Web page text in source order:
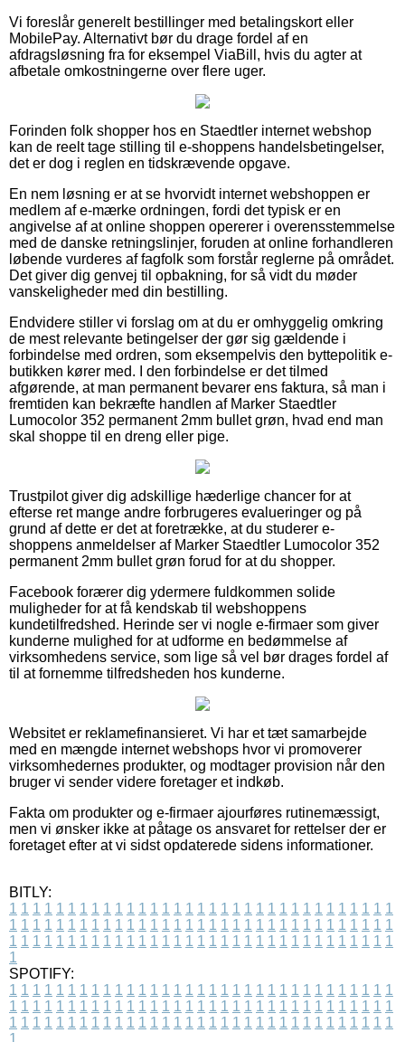
Vi foreslår generelt bestillinger med betalingskort eller
MobilePay. Alternativt bør du drage fordel af en
afdragsløsning fra for eksempel ViaBill, hvis du agter at
afbetale omkostningerne over flere uger.
Forinden folk shopper hos en Staedtler internet webshop
kan de reelt tage stilling til e-shoppens handelsbetingelser,
det er dog i reglen en tidskrævende opgave.
En nem løsning er at se hvorvidt internet webshoppen er
medlem af e-mærke ordningen, fordi det typisk er en
angivelse af at online shoppen opererer i overensstemmelse
med de danske retningslinjer, foruden at online forhandleren
løbende vurderes af fagfolk som forstår reglerne på området.
Det giver dig genvej til opbakning, for så vidt du møder
vanskeligheder med din bestilling.
Endvidere stiller vi forslag om at du er omhyggelig omkring
de mest relevante betingelser der gør sig gældende i
forbindelse med ordren, som eksempelvis den byttepolitik e-
butikken kører med. I den forbindelse er det tilmed
afgørende, at man permanent bevarer ens faktura, så man i
fremtiden kan bekræfte handlen af Marker Staedtler
Lumocolor 352 permanent 2mm bullet grøn, hvad end man
skal shoppe til en dreng eller pige.
Trustpilot giver dig adskillige hæderlige chancer for at
efterse ret mange andre forbrugeres evalueringer og på
grund af dette er det at foretrække, at du studerer e-
shoppens anmeldelser af Marker Staedtler Lumocolor 352
permanent 2mm bullet grøn forud for at du shopper.
Facebook forærer dig ydermere fuldkommen solide
muligheder for at få kendskab til webshoppens
kundetilfredshed. Herinde ser vi nogle e-firmaer som giver
kunderne mulighed for at udforme en bedømmelse af
virksomhedens service, som lige så vel bør drages fordel af
til at fornemme tilfredsheden hos kunderne.
Websitet er reklamefinansieret. Vi har et tæt samarbejde
med en mængde internet webshops hvor vi promoverer
virksomhedernes produkter, og modtager provision når den
bruger vi sender videre foretager et indkøb.
Fakta om produkter og e-firmaer ajourføres rutinemæssigt,
men vi ønsker ikke at påtage os ansvaret for rettelser der er
foretaget efter at vi sidst opdaterede sidens informationer.
BITLY:
1 1 1 1 1 1 1 1 1 1 1 1 1 1 1 1 1 1 1 1 1 1 1 1 1 1 1 1 1 1 1 1 1
1 1 1 1 1 1 1 1 1 1 1 1 1 1 1 1 1 1 1 1 1 1 1 1 1 1 1 1 1 1 1 1 1
1 1 1 1 1 1 1 1 1 1 1 1 1 1 1 1 1 1 1 1 1 1 1 1 1 1 1 1 1 1 1 1 1
1
SPOTIFY:
1 1 1 1 1 1 1 1 1 1 1 1 1 1 1 1 1 1 1 1 1 1 1 1 1 1 1 1 1 1 1 1 1
1 1 1 1 1 1 1 1 1 1 1 1 1 1 1 1 1 1 1 1 1 1 1 1 1 1 1 1 1 1 1 1 1
1 1 1 1 1 1 1 1 1 1 1 1 1 1 1 1 1 1 1 1 1 1 1 1 1 1 1 1 1 1 1 1 1
1